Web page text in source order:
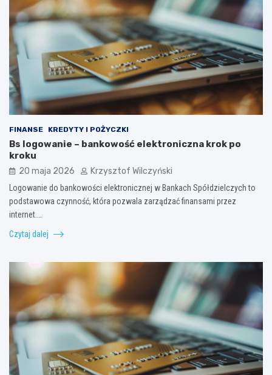
FINANSE KREDYTY I POŻYCZKI
Bs logowanie – bankowość elektroniczna krok po
kroku
20 maja 2026 Krzysztof Wilczyński
Logowanie do bankowości elektronicznej w Bankach Spółdzielczych to
podstawowa czynność, która pozwala zarządzać finansami przez
internet.…
Czytaj dalej